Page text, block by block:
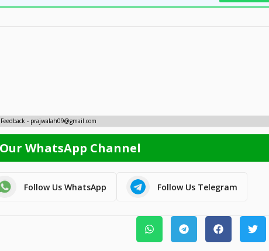
Feedback - prajwalah09@gmail.com
WhatsApp Channel
Follow Us WhatsApp Follow Us Telegram